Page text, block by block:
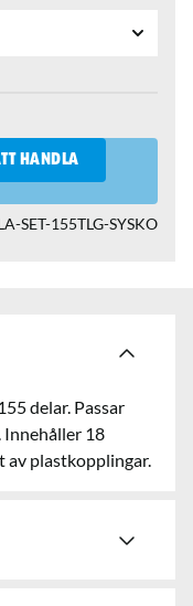
HANDLA
SET-155TLG-SYSKO
delar. Passar
Innehåller 18
plastkopplingar.